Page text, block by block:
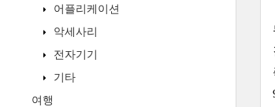
어플리케이션
악세사리
전자기기
기타
여행